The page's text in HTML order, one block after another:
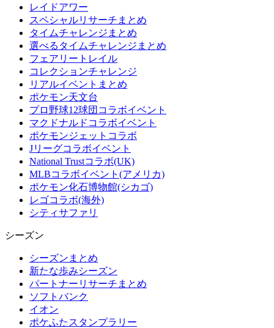
レイドアワー
スペシャルリサーチまとめ
タイムチャレンジまとめ
選べるタイムチャレンジまとめ
フェアリートレイル
コレクションチャレンジ
リアルイベントまとめ
ポケモン天文台
プロ野球12球団コラボイベント
マクドナルドコラボイベント
ポケモンジェットコラボ
Jリーグコラボイベント
National Trustコラボ(UK)
MLBコラボイベント(アメリカ)
ポケモン化石博物館(シカゴ)
レゴコラボ(海外)
シティサファリ
シーズン
シーズンまとめ
新たな歩みシーズン
パートナーリサーチまとめ
ソフトバンク
イオン
ポケふたスタンプラリー